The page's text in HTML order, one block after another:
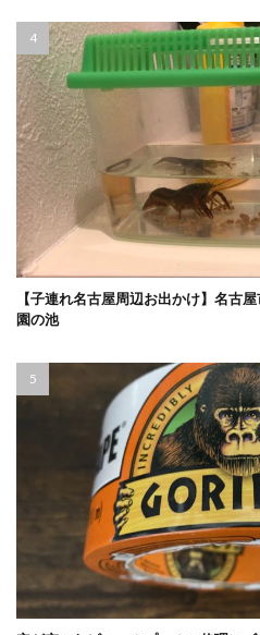
【子連れ名古屋周辺お出かけ】名
園の池